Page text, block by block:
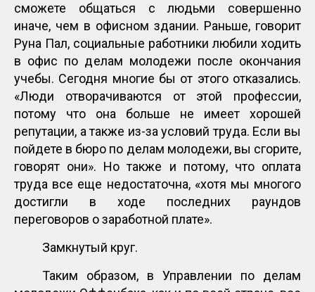
сможете общаться с людьми совершенно
иначе, чем в офисном здании. Раньше, говорит
Руна Пал, социальные работники любили ходить
в офис по делам молодежи после окончания
учебы. Сегодня многие бы от этого отказались.
«Люди отворачиваются от этой профессии,
потому что она больше не имеет хорошей
репутации, а также из-за условий труда. Если вы
пойдете в бюро по делам молодежи, вы сгорите,
говорят они». Но также и потому, что оплата
труда все еще недостаточна, «хотя мы многого
достигли в ходе последних раундов
переговоров о заработной плате».
Замкнутый круг.
Таким образом, в Управлении по делам